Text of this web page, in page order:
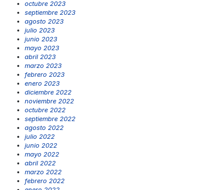
octubre 2023
septiembre 2023
agosto 2023
julio 2023
junio 2023
mayo 2023
abril 2023
marzo 2023
febrero 2023
enero 2023
diciembre 2022
noviembre 2022
octubre 2022
septiembre 2022
agosto 2022
julio 2022
junio 2022
mayo 2022
abril 2022
marzo 2022
febrero 2022